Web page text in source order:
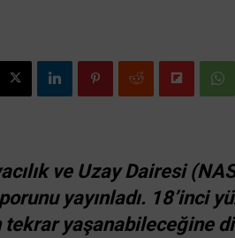
ve Uzay Dairesi
yayınladı. 18’inci
tekrar yaşanabileceğine